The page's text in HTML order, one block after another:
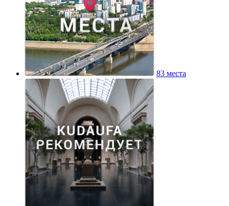
83 места